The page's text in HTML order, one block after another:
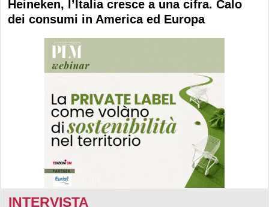
Heineken, l’Italia cresce a una cifra. Calo
dei consumi in America ed Europa
INTERVISTA